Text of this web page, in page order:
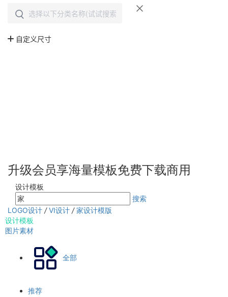
升级会员享海量模板免费下载商用
设计模板
搜索
LOGO设计 / VI设计 / 家设计模版
设计模板
图片素材
全部
推荐